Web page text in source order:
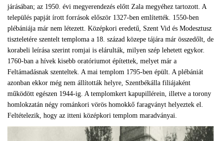
járásában; az 1950. évi megyerendezés előtt Zala megyéhez tartozott. A
település papját írott források először 1327-ben említették. 1550-ben
plébániája már nem létezett. Középkori eredetű, Szent Vid és Modesztusz
tiszteletére szentelt temploma a 18. század közepe tájára már összedőlt, de
korabeli leírása szerint romjai is elárulták, milyen szép lehetett egykor.
1760-ban a hívek kisebb oratóriumot építettek, melyet már a
Feltámadásnak szenteltek. A mai templom 1795-ben épült. A plébániát
azonban ekkor még nem állították helyre, Szentbékálla filiájaként
működött egészen 1944-ig. A templomkert kapupillérein, illetve a torony
homlokzatán négy románkori vörös homokkő faragványt helyeztek el.
Feltételezik, hogy az itteni középkori templom maradványai.